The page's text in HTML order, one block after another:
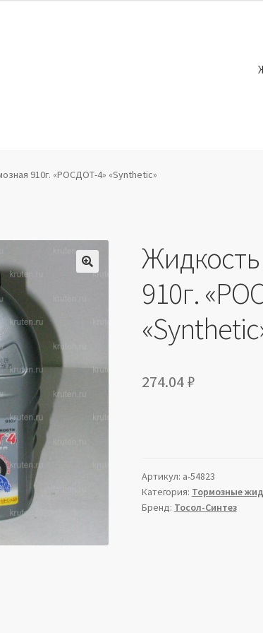
персональных данных Производители
910г. «РОСДОТ-4» «Synthetic»
910г.
274.04₽
Артикул: a-54823
Категория: Тормозные
Бренд: Тосол-Синтез